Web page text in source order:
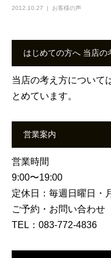
2012.10.27 お客様の声
はじめての方へ 当店の
当店の考え方について
とめています。
営業案内
営業時間
9:00〜19:00
定休日：毎週日曜日・
ご予約・お問い合わせ
TEL：083-772-4836